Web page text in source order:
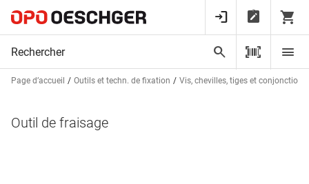
Page d’accueil Outils et techn. de fixation Vis, chevilles, tiges et conjonctions
Outil de fraisage